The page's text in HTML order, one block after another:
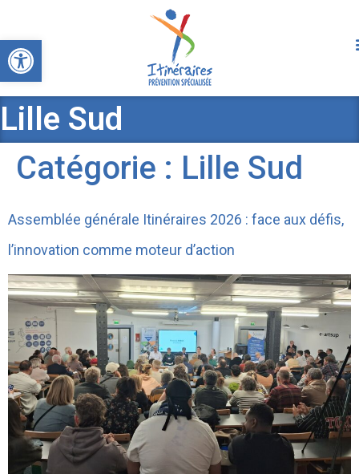
Ouvrir la barre d’outils
Lille Sud
Catégorie : Lille Sud
Assemblée générale Itinéraires 2026 : face aux défis,
l’innovation comme moteur d’action